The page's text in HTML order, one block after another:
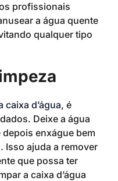
profissionais
a água quente
qualquer tipo
caixa d’água, é
Deixe a água
enxágue bem
Isso ajuda a remover
que possa ter
a caixa d’água